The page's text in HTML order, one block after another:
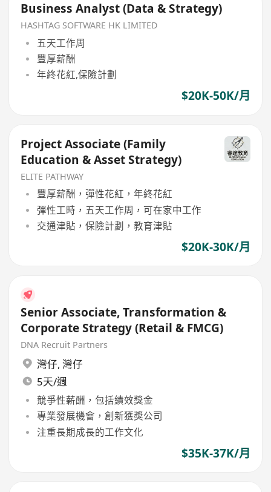
Business Analyst (Data & Strategy)
HASHTAG SOFTWARE HK LIMITED
五天工作周
豐厚薪酬
年終花紅,保險計劃
$20K-50K/月
Project Associate (Family
Education & Asset Strategy)
ELITE PATHWAY
豐厚薪酬，彈性花紅，年終花紅
彈性工時，五天工作周，可在家中工作
交通津貼，保險計劃，教育津貼
$20K-30K/月
Senior Associate, Transformation &
Corporate Strategy (Retail & FMCG)
DNA Recruit Partners
灣仔, 灣仔
5天/週
競爭性薪酬，包括績效獎金
專業發展機會，創新獲獎公司
注重長期成長的工作文化
$35K-37K/月